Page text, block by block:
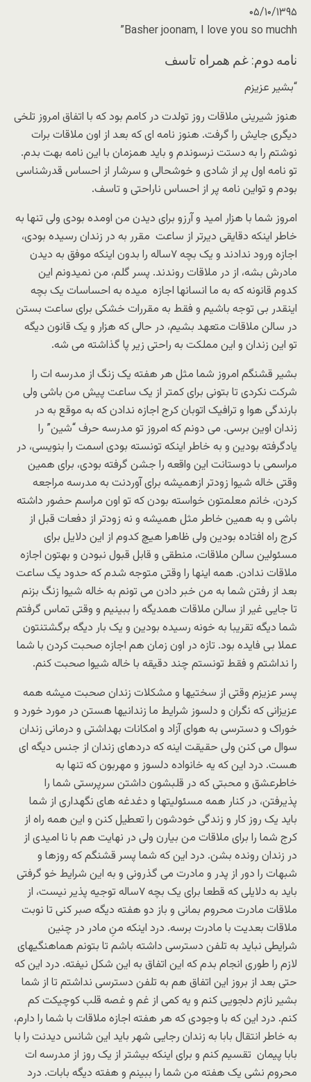
۰۵/۱۰/۱۳۹۵
Basher joonam, I love you so muchh”
نامه دوم: غم همراه تاسف
“بشیر عزیزم
هنوز شیرینی ملاقات روز تولدت در کامم بود که با اتفاق امروز تلخی
دیگری جایش را گرفت. هنوز نامه ای که بعد از اون ملاقات برات
نوشتم را به دستت نرسوندم و باید همزمان با این نامه بهت بدم.
تو نامه اول پر از شادی و خوشحالی و سرشار از احساس قدرشناسی
بودم و تواین نامه پر از احساس ناراحتی و تاسف.
امروز شما با هزار امید و آرزو برای دیدن من اومده بودی ولی تنها به
خاطر اینکه دقایقی دیرتر از ساعت مقرر به در زندان رسیده بودی،
اجازه ورود ندادند و یک بچه ۷ساله را بدون اینکه موفق به دیدن
مادرش بشه، از در ملاقات روندند. پسر گلم، من نمیدونم این
کدوم قانونه که به ما انسانها اجازه میده به احساسات یک بچه
اینقدر بی توجه باشیم و فقط به مقررات خشکی برای ساعت بستن
در سالن ملاقات متعهد بشیم، در حالی که هزار و یک قانون دیگه
تو این زندان و این مملکت به راحتی زیر پا گذاشته می شه.
بشیر قشنگم امروز شما مثل هر هفته یک زنگ از مدرسه ات را
شرکت نکردی تا بتونی برای کمتر از یک ساعت پیش من باشی ولی
بارندگی هوا و ترافیک اتوبان کرج اجازه ندادن که به موقع به در
زندان اوین برسی. می دونم که امروز تو مدرسه حرف “شین” را
یادگرفته بودین و به خاطر اینکه تونسته بودی اسمت را بنویسی، در
مراسمی با دوستانت این واقعه را جشن گرفته بودی، برای همین
وقتی خاله شیوا زودتر ازهمیشه برای آوردنت به مدرسه مراجعه
کردن، خانم معلمتون خواسته بودن که تو اون مراسم حضور داشته
باشی و به همین خاطر مثل همیشه و نه زودتر از دفعات قبل از
کرج راه افتاده بودین ولی ظاهرا هیچ کدوم از این دلایل برای
مسئولین سالن ملاقات، منطقی و قابل قبول نبودن و بهتون اجازه
ملاقات ندادن. همه اینها را وقتی متوجه شدم که حدود یک ساعت
بعد از رفتن شما به من خبر دادن می تونم به خاله شیوا زنگ بزنم
تا جایی غیر از سالن ملاقات همدیگه را ببینیم و وقتی تماس گرفتم
شما دیگه تقریبا به خونه رسیده بودین و یک بار دیگه برگشتنتون
عملا بی فایده بود. تازه در اون زمان هم اجازه صحبت کردن با شما
را نداشتم و فقط تونستم چند دقیقه با خاله شیوا صحبت کنم.
پسر عزیزم وقتی از سختیها و مشکلات زندان صحبت میشه همه
عزیزانی که نگران و دلسوز شرایط ما زندانیها هستن در مورد خورد و
خوراک و دسترسی به هوای آزاد و امکانات بهداشتی و درمانی زندان
سوال می کنن ولی حقیقت اینه که دردهای زندان از جنس دیگه ای
هست. درد این که یه خانواده دلسوز و مهربون که تنها به
خاطرعشق و محبتی که در قلبشون داشتن سرپرستی شما را
پذیرفتن، در کنار همه مسئولیتها و دغدغه های نگهداری از شما
باید یک روز کار و زندگی خودشون را تعطیل کنن و این همه راه از
کرج شما را برای ملاقات من بیارن ولی در نهایت هم با نا امیدی از
در زندان رونده بشن. درد این که شما پسر قشنگم که روزها و
شبهات را دور از پدر و مادرت می گذرونی و به این شرایط خو گرفتی
باید به دلایلی که قطعا برای یک بچه ۷ساله توجیه پذیر نیست، از
ملاقات مادرت محروم بمانی و باز دو هفته دیگه صبر کنی تا نوبت
ملاقات بعدیت با مادرت برسه. درد اینکه منِ مادر در چنین
شرایطی نباید به تلفن دسترسی داشته باشم تا بتونم هماهنگیهای
لازم را طوری انجام بدم که این اتفاق به این شکل نیفته. درد این که
حتی بعد از بروز این اتفاق هم به تلفن دسترسی نداشتم تا از شما
بشیر نازم دلجویی کنم و یه کمی از غم و غصه قلب کوچیکت کم
کنم. درد این که با وجودی که هر هفته اجازه ملاقات با شما را دارم،
به خاطر انتقال بابا به زندان رجایی شهر باید این شانس دیدنت را با
بابا پیمان تقسیم کنم و برای اینکه بیشتر از یک روز از مدرسه ات
محروم نشی یک هفته من شما را ببینم و هفته دیگه بابات. درد